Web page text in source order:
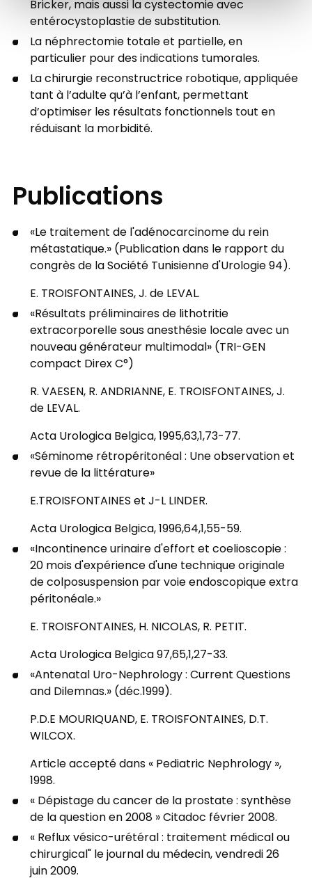
Bricker, mais aussi la cystectomie avec
entérocystoplastie de substitution.
La néphrectomie totale et partielle, en
particulier pour des indications tumorales.
La chirurgie reconstructrice robotique, appliquée
tant à l’adulte qu’à l’enfant, permettant
d’optimiser les résultats fonctionnels tout en
réduisant la morbidité.
Publications
«Le traitement de l'adénocarcinome du rein
métastatique.» (Publication dans le rapport du
congrès de la Société Tunisienne d'Urologie 94).
E. TROISFONTAINES, J. de LEVAL.
«Résultats préliminaires de lithotritie
extracorporelle sous anesthésie locale avec un
nouveau générateur multimodal» (TRI-GEN
compact Direx C°)
R. VAESEN, R. ANDRIANNE, E. TROISFONTAINES, J.
de LEVAL.
Acta Urologica Belgica, 1995,63,1,73-77.
«Séminome rétropéritonéal : Une observation et
revue de la littérature»
E.TROISFONTAINES et J-L LINDER.
Acta Urologica Belgica, 1996,64,1,55-59.
«Incontinence urinaire d'effort et coelioscopie :
20 mois d'expérience d'une technique originale
de colposuspension par voie endoscopique extra
péritonéale.»
E. TROISFONTAINES, H. NICOLAS, R. PETIT.
Acta Urologica Belgica 97,65,1,27-33.
«Antenatal Uro-Nephrology : Current Questions
and Dilemnas.» (déc.1999).
P.D.E MOURIQUAND, E. TROISFONTAINES, D.T.
WILCOX.
Article accepté dans « Pediatric Nephrology »,
1998.
« Dépistage du cancer de la prostate : synthèse
de la question en 2008 » Citadoc février 2008.
« Reflux vésico-urétéral : traitement médical ou
chirurgical" le journal du médecin, vendredi 26
juin 2009.